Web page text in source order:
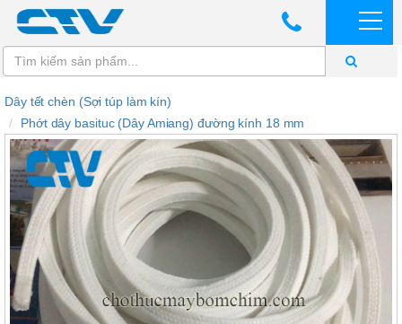
Dây tết chèn (Sợi túp làm kín)
Phớt dây basituc (Dây Amiang) đường kính 18 mm